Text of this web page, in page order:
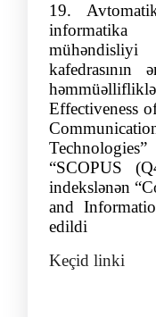
19.
kafedrasının
həmmüəllifliklə
Effectiveness
Technologies”
“SCOPUS(
indekslənən “
and
edildi
Keçid linki